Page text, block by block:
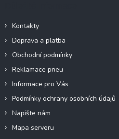
Kontakty
Doprava a platba
Obchodní podmínky
Reklamace pneu
Informace pro Vás
Podmínky ochrany osobních údajů
Napište nám
Mapa serveru